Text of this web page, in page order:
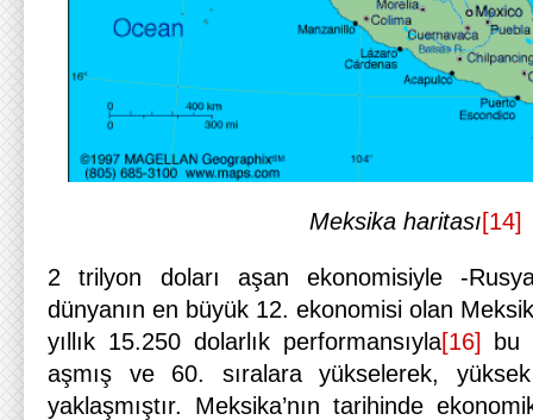
Meksika haritası[14]
2 trilyon doları aşan ekonomisiyle -
dünyanın en büyük 12. ekonomisi olan
yıllık 15.250 dolarlık performansıyla[16]
bu
aşmış ve 60. sıralara yükselerek,
yaklaşmıştır. Meksika’nın tarihinde